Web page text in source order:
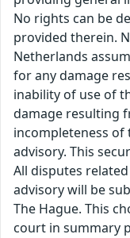
No rights can be
provided therein.
Netherlands
for any damage
inability of use of
damage resulting
incompleteness
advisory. This
All disputes
advisory will be
The Hague. This
court in summary